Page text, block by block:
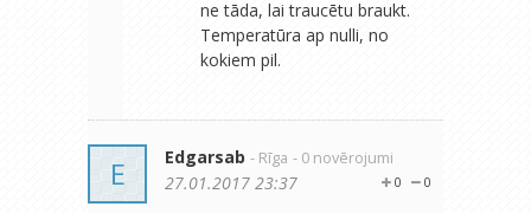
ne tāda, lai traucētu braukt.
Temperatūra ap nulli, no
kokiem pil.
E Edgarsab - Rīga - 0 novērojumi
0
0
27.01.2017 23:37